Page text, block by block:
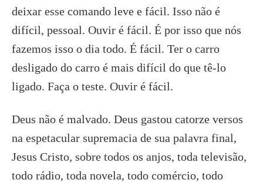
deixar esse comando leve e fácil. Isso não é
difícil, pessoal. Ouvir é fácil. É por isso que nós
fazemos isso o dia todo. É fácil. Ter o carro
desligado do carro é mais difícil do que tê-lo
ligado. Faça o teste. Ouvir é fácil.
Deus não é malvado. Deus gastou catorze versos
na espetacular supremacia de sua palavra final,
Jesus Cristo, sobre todos os anjos, toda televisão,
todo rádio, toda novela, todo comércio, todo